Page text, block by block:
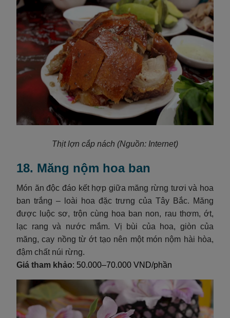
Thịt lợn cắp nách (Nguồn: Internet)
18. Măng nộm hoa ban
Món ăn độc đáo kết hợp giữa măng rừng tươi và hoa
ban trắng – loài hoa đặc trưng của Tây Bắc. Măng
được luộc sơ, trộn cùng hoa ban non, rau thơm, ớt,
lạc rang và nước mắm. Vị bùi của hoa, giòn của
măng, cay nồng từ ớt tạo nên một món nộm hài hòa,
đậm chất núi rừng.
Giá tham khảo: 50.000–70.000 VND/phần